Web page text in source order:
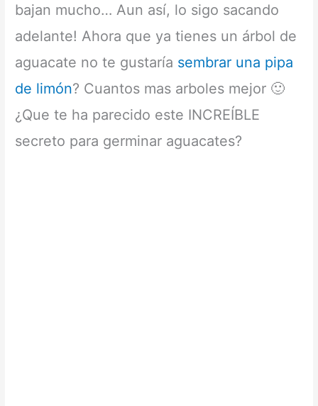
bajan mucho… Aun así, lo sigo sacando
adelante! Ahora que ya tienes un árbol de
aguacate no te gustaría sembrar una pipa
de limón? Cuantos mas arboles mejor 🙂
¿Que te ha parecido este INCREÍBLE
secreto para germinar aguacates?